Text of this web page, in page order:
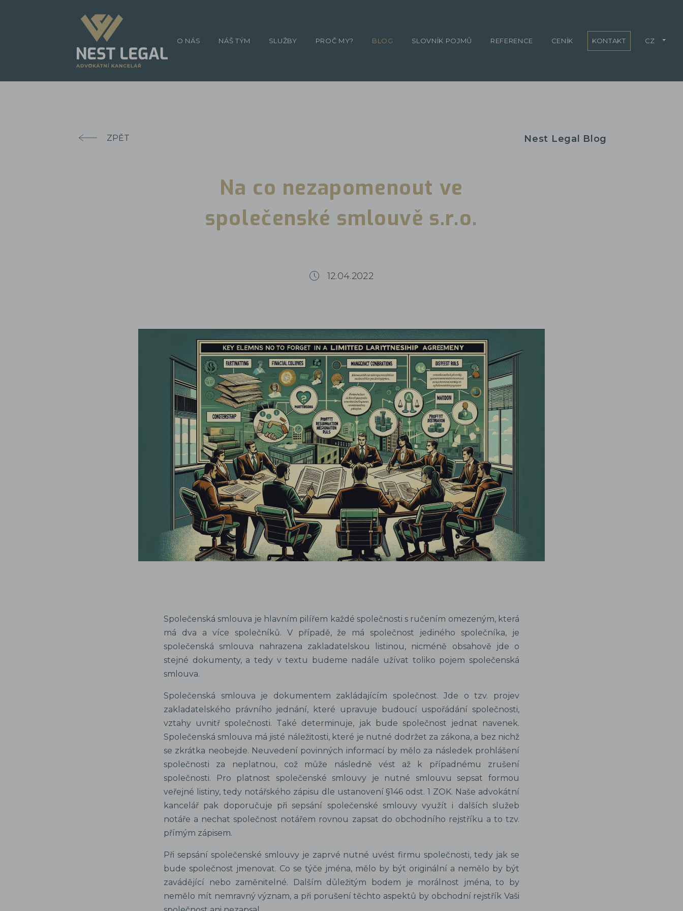
ZPĚT Nest Legal Blog
Na co nezapomenout ve
společenské smlouvě s.r.o.
12.04.2022
Společenská smlouva je hlavním pilířem každé společnosti s ručením omezeným, která
má dva a více společníků. V případě, že má společnost jediného společníka, je
společenská smlouva nahrazena zakladatelskou listinou, nicméně obsahově jde o
stejné dokumenty, a tedy v textu budeme nadále užívat toliko pojem společenská
smlouva.
Společenská smlouva je dokumentem zakládajícím společnost. Jde o tzv. projev
zakladatelského právního jednání, které upravuje budoucí uspořádání společnosti,
vztahy uvnitř společnosti. Také determinuje, jak bude společnost jednat navenek.
Společenská smlouva má jisté náležitosti, které je nutné dodržet za zákona, a bez nichž
se zkrátka neobejde. Neuvedení povinných informací by mělo za následek prohlášení
společnosti za neplatnou, což může následně vést až k případnému zrušení
společnosti. Pro platnost společenské smlouvy je nutné smlouvu sepsat formou
veřejné listiny, tedy notářského zápisu dle ustanovení §146 odst. 1 ZOK. Naše advokátní
kancelář pak doporučuje při sepsání společenské smlouvy využít i dalších služeb
notáře a nechat společnost notářem rovnou zapsat do obchodního rejstříku a to tzv.
přímým zápisem.
Při sepsání společenské smlouvy je zaprvé nutné uvést firmu společnosti, tedy jak se
bude společnost jmenovat. Co se týče jména, mělo by být originální a nemělo by být
zavádějící nebo zaměnitelné. Dalším důležitým bodem je morálnost jména, to by
nemělo mít nemravný význam, a při porušení těchto aspektů by obchodní rejstřík Vaši
O NÁS NÁŠ TÝM SLUŽBY PROČ MY? BLOG SLOVNÍK POJMŮ REFERENCE CENÍK KONTAKT CZ